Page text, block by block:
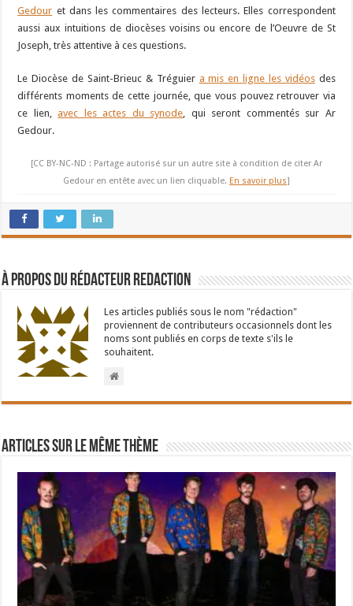
Gedour et dans les commentaires des lecteurs. Elles correspondent
aussi aux intuitions de diocèses voisins ou encore de l’Oeuvre de St
Joseph, très attentive à ces questions.
Le Diocèse de Saint-Brieuc & Tréguier a mis en ligne les vidéosdes
différents moments de cette journée, que vous pouvez retrouver via
ce lien,avec les actes du synode , qui seront commentés sur Ar
Gedour.
[CC BY-NC-ND : Partage autorisé sur un autre site à condition de citer Ar
Gedour en entête avec un lien cliquable. En savoir plus]
À propos du rédacteur Redaction
Les articles publiés sous le nom "rédaction"
proviennent de contributeurs occasionnels dont les
noms sont publiés en corps de texte s'ils le
souhaitent.
Articles sur le même thème